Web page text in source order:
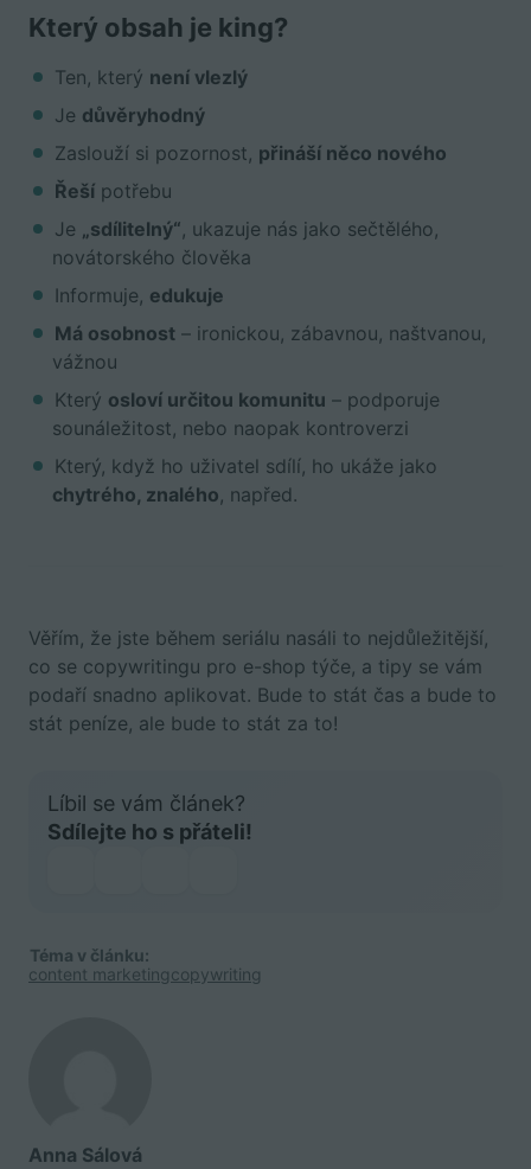
Který obsah je king?
Ten, který není vlezlý
Je důvěryhodný
Zaslouží si pozornost, přináší něco nového
Řeší potřebu
Je
„sdílitelný“, ukazuje nás jako sečtělého,
novátorského člověka
Informuje, edukuje
Má osobnost – ironickou, zábavnou, naštvanou,
vážnou
Který osloví určitou komunitu – podporuje
sounáležitost, nebo naopak kontroverzi
Který, když ho uživatel sdílí, ho ukáže jako
chytrého, znalého, napřed.
Věřím, že jste během seriálu nasáli to nejdůležitější,
co se copywritingu pro e-shop týče, a tipy se vám
podaří snadno aplikovat. Bude to stát čas a bude to
stát peníze, ale bude to stát za to!
Líbil se vám článek?
Sdílejte ho s přáteli!
Téma v článku:
content marketingcopywriting
Anna Sálová